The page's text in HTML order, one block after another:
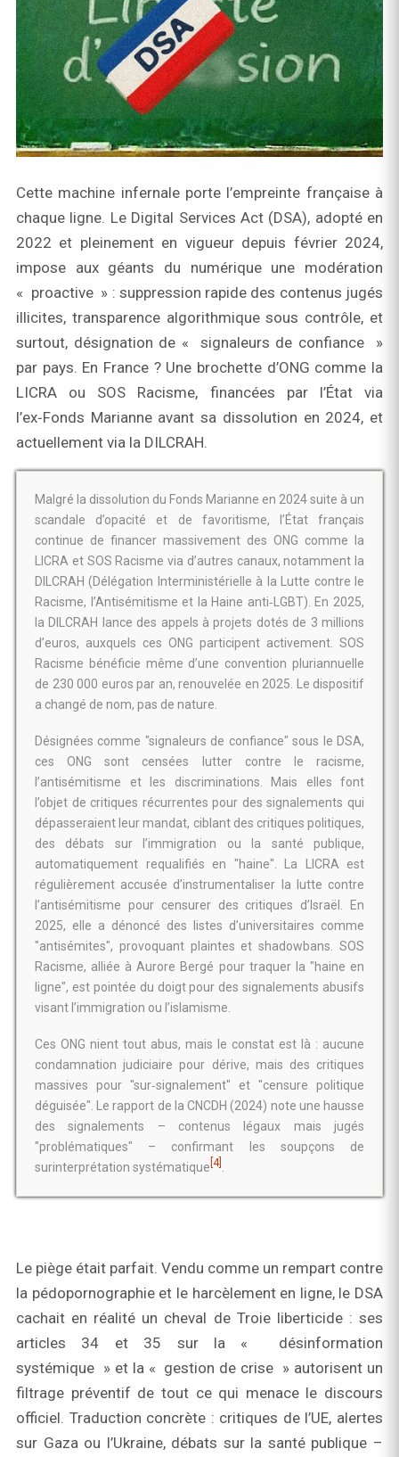
Cette machine infernale porte l’empreinte française à
chaque ligne. Le Digital Services Act (DSA), adopté en
2022 et pleinement en vigueur depuis février 2024,
impose aux géants du numérique une modération
« proactive » : suppression rapide des contenus jugés
illicites, transparence algorithmique sous contrôle, et
surtout, désignation de « signaleurs de confiance »
par pays. En France ? Une brochette d’ONG comme la
LICRA ou SOS Racisme, financées par l’État via
l’ex‑Fonds Marianne avant sa dissolution en 2024, et
actuellement via la DILCRAH.
Malgré la dissolution du Fonds Marianne en 2024 suite à un
scandale d’opacité et de favoritisme, l’État français
continue de financer massivement des ONG comme la
LICRA et SOS Racisme via d’autres canaux, notamment la
DILCRAH (Délégation Interministérielle à la Lutte contre le
Racisme, l’Antisémitisme et la Haine anti‑LGBT). En 2025,
la DILCRAH lance des appels à projets dotés de 3 millions
d’euros, auxquels ces ONG participent activement. SOS
Racisme bénéficie même d’une convention pluriannuelle
de 230 000 euros par an, renouvelée en 2025. Le dispositif
a changé de nom, pas de nature.
Désignées comme "signaleurs de confiance" sous le DSA,
ces ONG sont censées lutter contre le racisme,
l’antisémitisme et les discriminations. Mais elles font
l’objet de critiques récurrentes pour des signalements qui
dépasseraient leur mandat, ciblant des critiques politiques,
des débats sur l’immigration ou la santé publique,
automatiquement requalifiés en "haine". La LICRA est
régulièrement accusée d’instrumentaliser la lutte contre
l’antisémitisme pour censurer des critiques d’Israël. En
2025, elle a dénoncé des listes d’universitaires comme
"antisémites", provoquant plaintes et shadowbans. SOS
Racisme, alliée à Aurore Bergé pour traquer la "haine en
ligne", est pointée du doigt pour des signalements abusifs
visant l’immigration ou l’islamisme.
Ces ONG nient tout abus, mais le constat est là : aucune
condamnation judiciaire pour dérive, mais des critiques
massives pour "sur‑signalement" et "censure politique
déguisée". Le rapport de la CNCDH (2024) note une hausse
des signalements – contenus légaux mais jugés
"problématiques" – confirmant les soupçons de
surinterprétation systématique [4]
Le piège était parfait. Vendu comme un rempart contre
la pédopornographie et le harcèlement en ligne, le DSA
cachait en réalité un cheval de Troie liberticide : ses
articles 34 et 35 sur la « désinformation
systémique » et la « gestion de crise » autorisent un
filtrage préventif de tout ce qui menace le discours
officiel. Traduction concrète : critiques de l’UE, alertes
sur Gaza ou l’Ukraine, débats sur la santé publique –